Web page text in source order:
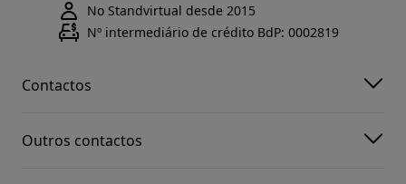
No Standvirtual desde 2015
Nº intermediário de crédito BdP: 0002819
Contactos
Outros contactos